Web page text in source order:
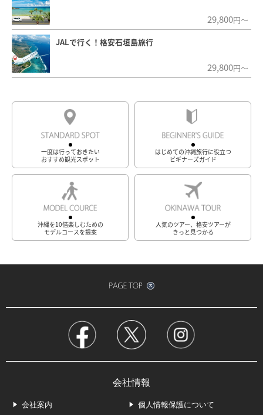
29,800円～
JALで行く！格安石垣島旅行
29,800円～
一度は行っておきたい
おすすめ観光スポット
はじめての沖縄旅行に役立つ
ビギナーズガイド
沖縄を10倍楽しむための
モデルコースを提案
人気のツアー、格安ツアーが
きっと見つかる
会社情報
会社案内 個人情報保護について